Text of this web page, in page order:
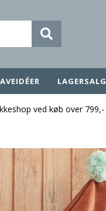
LAGERSALG
ved køb over 799,-